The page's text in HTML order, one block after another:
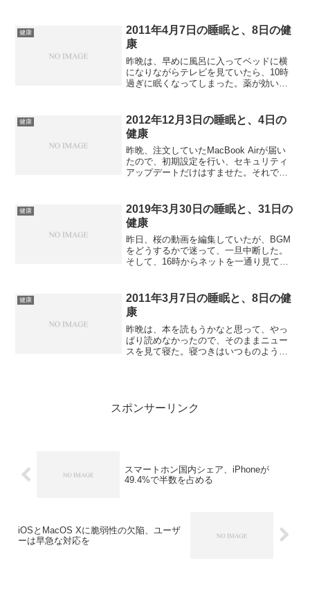
まあ沖縄関連本をよく読んでいるので、
目新しいものはなか...
健康
2011年4月7日の睡眠と、8日の健
康
昨晩は、早めに風呂に入ってベッドに横
になりながらテレビを見ていたら、10時
過ぎに眠くなってしまった。薬が効いて
いてしまった。途中夢を見たり、どうも
夢の中で中途覚醒を...
健康
2012年12月3日の睡眠と、4日の
健康
昨晩、注文していたMacBook Airが届い
たので、初期設定を行い、セキュリティ
アップデートだけはすませた。それでも
ったと思う。あまり記憶に残っていない
のである。た...
健康
2019年3月30日の睡眠と、31日の
健康
昨日、桜の動画を編集していたが、BGM
をどうするかで迷って、一旦中断した。
そして、16時からネットを一通り見てい
ろいろ話をしていた。父がGWのバンコク
の旅行、どこ行く...
健康
2011年3月7日の睡眠と、8日の健
康
昨晩は、本を読もうかなと思って、やっ
ぱり読めなかったので、そのままニュー
スを見て寝た。寝つきはいつものように
スポンサーリンク
スマートホン国内シェア、iPhoneが
49.4%で半数を占める
iOSとMacOS Xに脆弱性の欠陥、ユーザ
ーは早急な対応を